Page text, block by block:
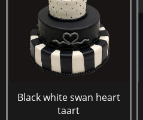
Black white swan heart
taart